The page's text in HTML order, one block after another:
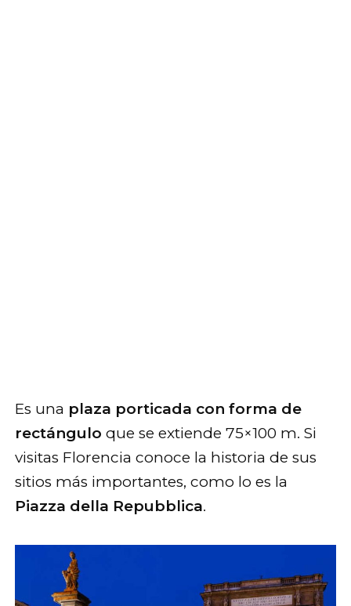
Es una plaza porticada con forma de
rectángulo que se extiende 75×100 m. Si
visitas Florencia conoce la historia de sus
sitios más importantes, como lo es la
Piazza della Repubblica.